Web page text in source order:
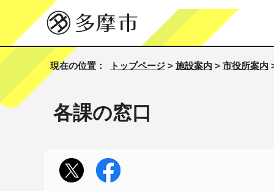
現在の位置： トップページ > 施設案内 > 市役所案内
各課の窓口